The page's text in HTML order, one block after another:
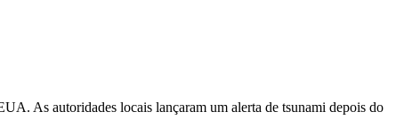
As autoridades locais lançaram um alerta de tsunami depois do